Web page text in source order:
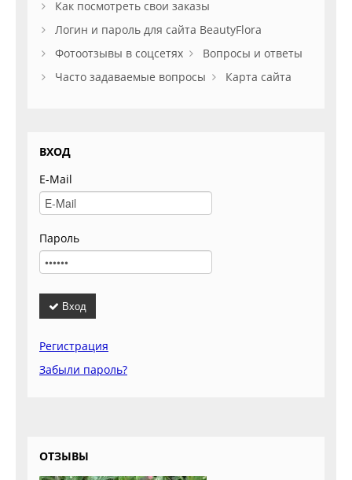
Как посмотреть свои заказы
Логин и пароль для сайта BeautyFlora
Фотоотзывы в соцсетях
Вопросы и ответы
Часто задаваемые вопросы
Карта сайта
ВХОД
E-Mail
Пароль
Вход
Регистрация
Забыли пароль?
ОТЗЫВЫ